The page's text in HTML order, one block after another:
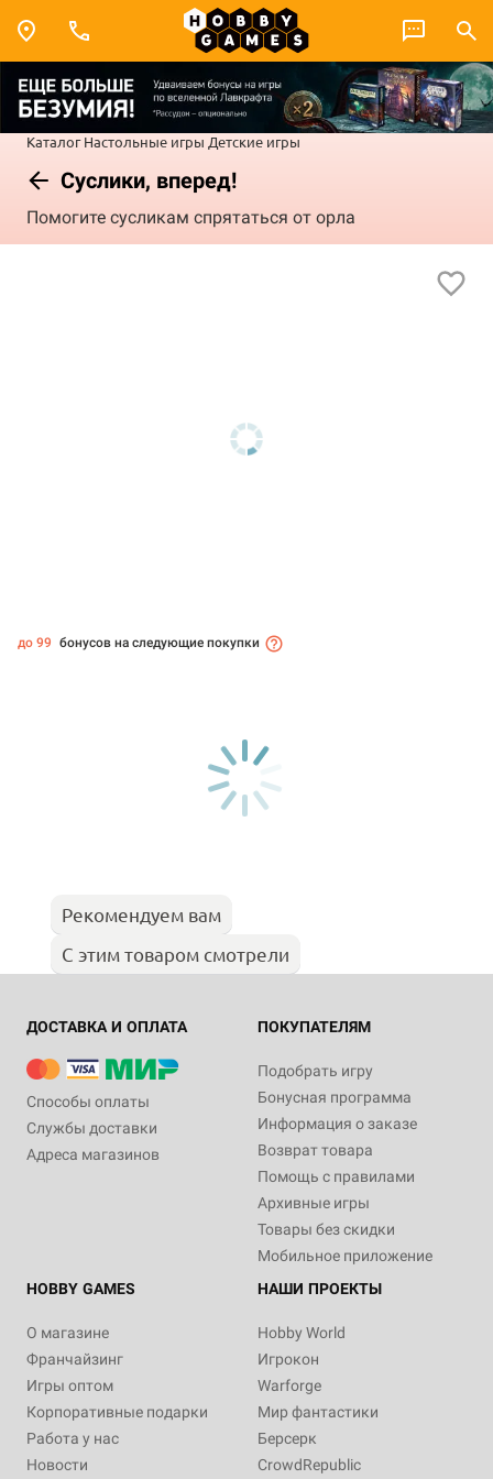
Каталог Настольные игры Детские игры
Суслики, вперед!
Помогите сусликам спрятаться от орла
до 99 бонусов на следующие покупки
Рекомендуем вам
С этим товаром смотрели
ДОСТАВКА И ОПЛАТА
Способы оплаты
Службы доставки
Адреса магазинов
ПОКУПАТЕЛЯМ
Подобрать игру
Бонусная программа
Информация о заказе
Возврат товара
Помощь с правилами
Архивные игры
Товары без скидки
Мобильное приложение
HOBBY GAMES
О магазине
Франчайзинг
Игры оптом
Корпоративные подарки
Работа у нас
Новости
НАШИ ПРОЕКТЫ
Hobby World
Игрокон
Warforge
Мир фантастики
Берсерк
CrowdRepublic